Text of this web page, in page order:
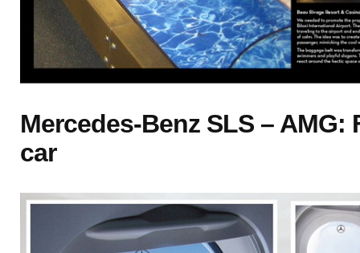
Mercedes-Benz SLS – AMG:
car